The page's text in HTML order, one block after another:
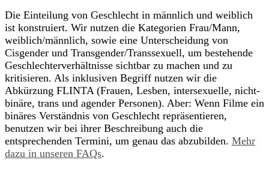
Die Einteilung von Geschlecht in männlich und weiblich
ist konstruiert. Wir nutzen die Kategorien Frau/Mann,
weiblich/männlich, sowie eine Unterscheidung von
Cisgender und Transgender/Transsexuell, um bestehende
Geschlechterverhältnisse sichtbar zu machen und zu
kritisieren. Als inklusiven Begriff nutzen wir die
Abkürzung FLINTA (Frauen, Lesben, intersexuelle, nicht-
binäre, trans und agender Personen). Aber: Wenn Filme ein
binäres Verständnis von Geschlecht repräsentieren,
benutzen wir bei ihrer Beschreibung auch die
entsprechenden Termini, um genau das abzubilden. Mehr
dazu in unseren FAQs.